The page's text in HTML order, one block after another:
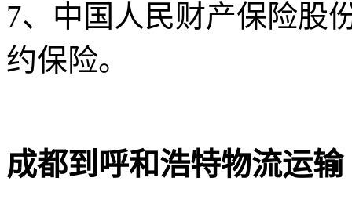
7、中国人民财产保险股
约保险。
成都到呼和浩特物流运